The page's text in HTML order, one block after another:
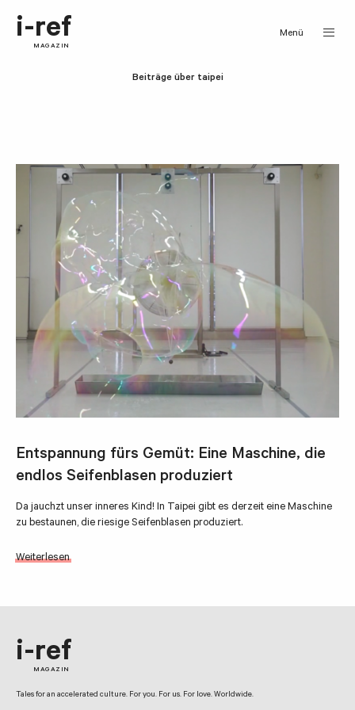
i-ref
MAGAZIN
Menü
Beiträge über taipei
Entspannung fürs Gemüt: Eine Maschine, die
endlos Seifenblasen produziert
Da jauchzt unser inneres Kind! In Taipei gibt es derzeit eine Maschine
zu bestaunen, die riesige Seifenblasen produziert.
Weiterlesen
i-ref
MAGAZIN
Tales for an accelerated culture. For you. For us. For love. Worldwide.